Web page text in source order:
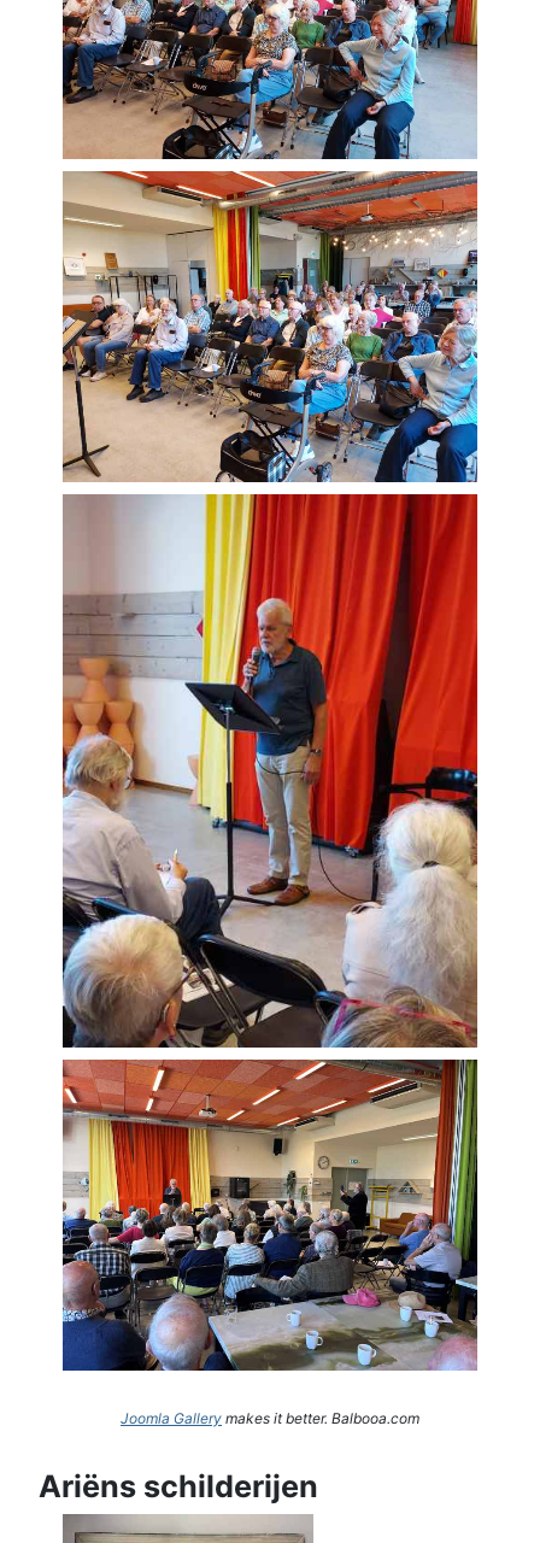
Joomla Gallery makes it better. Balbooa.com
Ariëns schilderijen